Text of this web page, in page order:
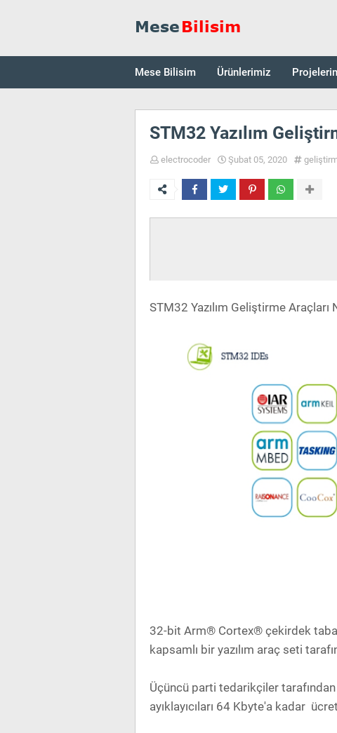
Mese Bilisim Ürünlerimiz
STM32 Yazılım
electrocoder Şubat 05, 2020
STM32 Yazılım Geliştirme Araçları
32-bit Arm® Cortex® çekirdek
kapsamlı bir yazılım araç seti
Üçüncü parti tedarikçiler
ayıklayıcıları 64 Kbyte'a kadar